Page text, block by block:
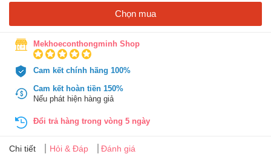
bố
dùng
nhà
Tin
Chọn mua
Mekhoeconthongminh Shop
Cam kết chính hãng 100%
Cam kết hoàn tiền 150%
Nếu phát hiện hàng giả
Đổi trả hàng trong vòng 5 ngày
Chi tiết Hỏi & Đáp Đánh giá